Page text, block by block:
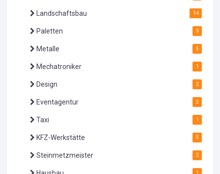
Landschaftsbau 14
Paletten 3
Metalle 5
Mechatroniker 1
Design 2
Eventagentur 2
Taxi 1
KFZ-Werkstätte 5
Steinmetzmeister 2
1